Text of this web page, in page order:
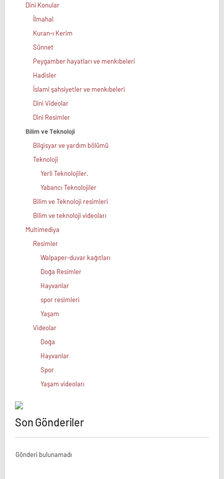
Dini Konular
İlmahal
Kuran-ı Kerim
Sünnet
Peygamber hayatları ve menkıbeleri
Hadisler
İslami şahsiyetler ve menkıbeleri
Dini Videolar
Dini Resimler
Bilim ve Teknoloji
Bilgisyar ve yardım bölümü
Teknoloji
Yerli Teknolojiler.
Yabancı Teknolojiler
Bilim ve Teknoloji resimleri
Bilim ve teknoloji videoları
Multimediya
Resimler
Walpaper-duvar kağıtları
Doğa Resimler
Hayvanlar
spor resimleri
Yaşam
Videolar
Doğa
Hayvanlar
Spor
Yaşam videoları
Son Gönderiler
Gönderi bulunamadı